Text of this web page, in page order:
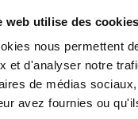
web utilise des
nous permettent
et d'analyser notre
de médias
avez fournies ou
bonjour
accédez au site